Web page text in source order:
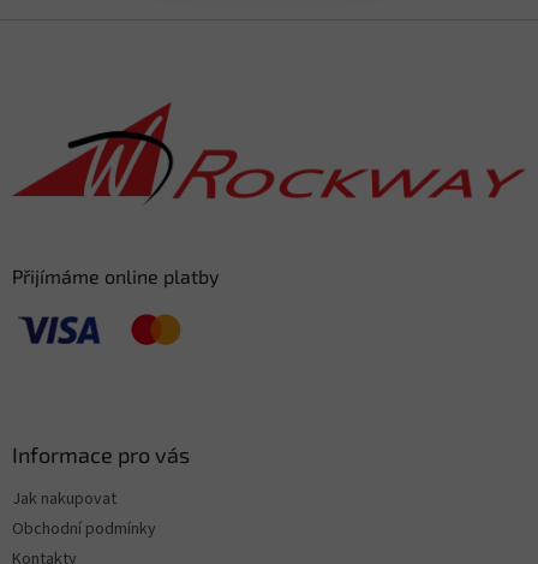
Přijímáme online platby
Informace pro vás
Jak nakupovat
Obchodní podmínky
Kontakty